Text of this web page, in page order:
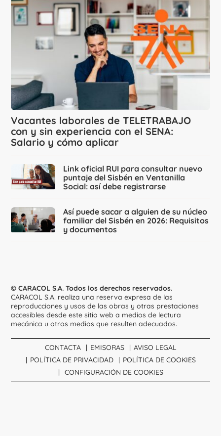
Vacantes laborales de TELETRABAJO
con y sin experiencia con el SENA:
Salario y cómo aplicar
Link oficial RUI para consultar nuevo
puntaje del Sisbén en Ventanilla
Social: así debe registrarse
Así puede sacar a alguien de su núcleo
familiar del Sisbén en 2026: Requisitos
y documentos
© CARACOL S.A. Todos los derechos reservados.
CARACOL S.A. realiza una reserva expresa de las
reproducciones y usos de las obras y otras prestaciones
accesibles desde este sitio web a medios de lectura
mecánica u otros medios que resulten adecuados.
CONTACTA EMISORAS
AVISO LEGAL
POLÍTICA DE PRIVACIDAD
POLÍTICA DE COOKIES
CONFIGURACIÓN DE COOKIES